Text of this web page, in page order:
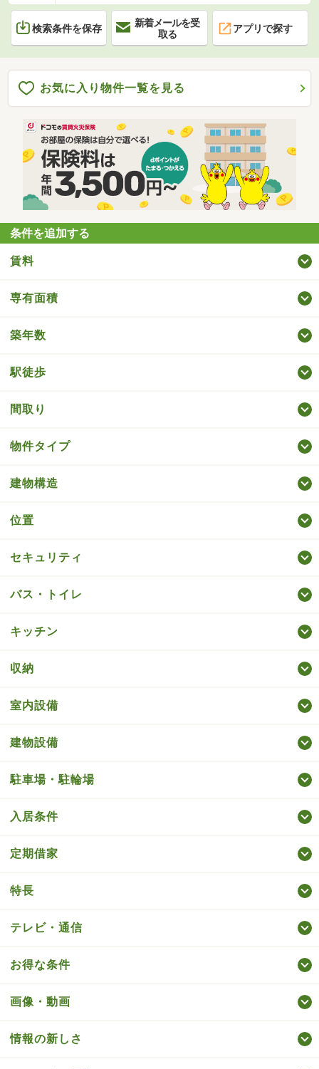
検索条件を保存
新着メールを受
取る
アプリで探す
お気に入り物件一覧を見る
条件を追加する
賃料
専有面積
築年数
駅徒歩
間取り
物件タイプ
建物構造
位置
セキュリティ
バス・トイレ
キッチン
収納
室内設備
建物設備
駐車場・駐輪場
入居条件
定期借家
特長
テレビ・通信
お得な条件
画像・動画
情報の新しさ